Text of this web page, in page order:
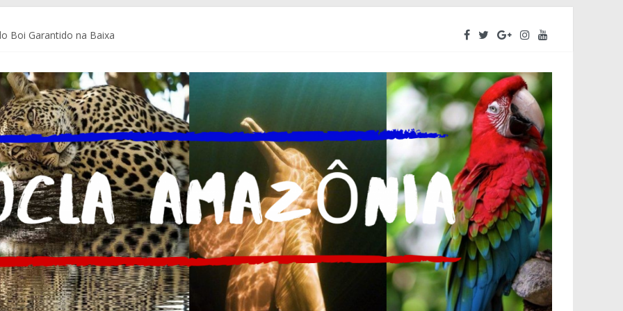
Boi Garantido na Baixa
Brasil e do mundo
Delegacia do Turista no Bumbódromo